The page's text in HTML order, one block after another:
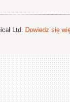
Ltd. Dowiedz się